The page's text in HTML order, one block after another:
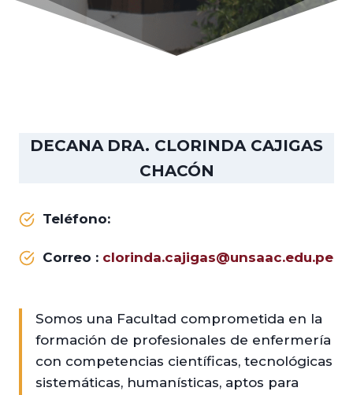
DECANA DRA. CLORINDA CAJIGAS
CHACÓN
Teléfono:
Correo : clorinda.cajigas@unsaac.edu.pe
Somos una Facultad comprometida en la
formación de profesionales de enfermería
con competencias científicas, tecnológicas
sistemáticas, humanísticas, aptos para